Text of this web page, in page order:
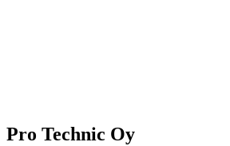
Pro Technic Oy